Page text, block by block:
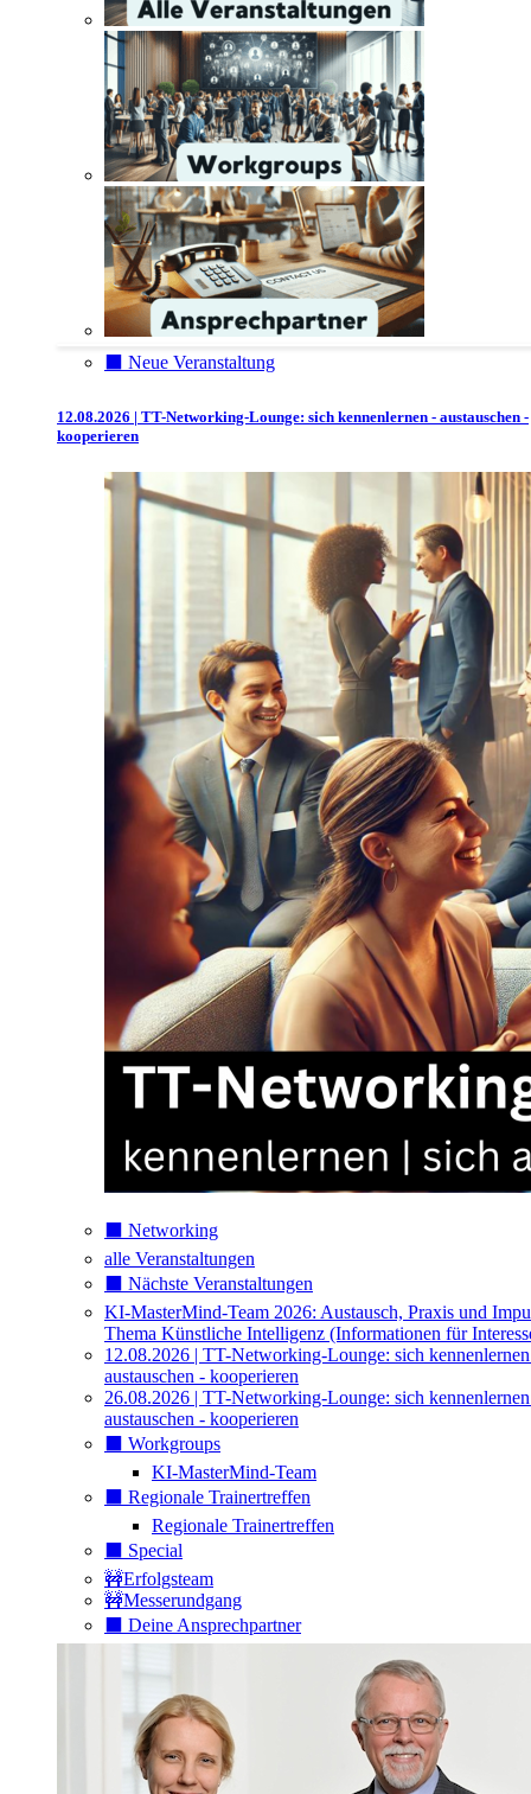
⬛️ Neue Veranstaltung
12.08.2026 | TT-Networking-Lounge: sich kennenlernen - austauschen -
kooperieren
⬛️ Networking
alle Veranstaltungen
⬛️ Nächste Veranstaltungen
KI-MasterMind-Team 2026: Austausch, Praxis und
Thema Künstliche Intelligenz (Informationen für
12.08.2026 | TT-Networking-Lounge: sich
austauschen - kooperieren
26.08.2026 | TT-Networking-Lounge: sich
austauschen - kooperieren
⬛️ Workgroups
KI-MasterMind-Team
⬛️ Regionale Trainertreffen
Regionale Trainertreffen
⬛️ Special
🚧Erfolgsteam
🚧Messerundgang
⬛️ Deine Ansprechpartner